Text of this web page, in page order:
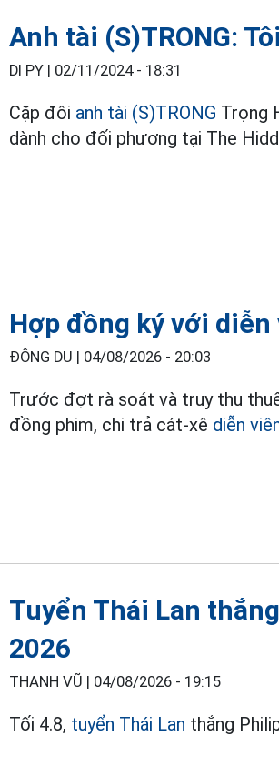
Anh tài (S)TRONG:
DI PY | 02/11/2024 - 18:31
Cặp đôi anh tài (S)TRONG Trọng
dành cho đối phương tại The
Hợp đồng ký với
ĐÔNG DU | 04/08/2026 - 20:03
Trước đợt rà soát và truy thu
đồng phim, chi trả cát-xê diễn
Tuyển Thái Lan
2026
THANH VŨ | 04/08/2026 - 19:15
Tối 4.8, tuyển Thái Lan thắng